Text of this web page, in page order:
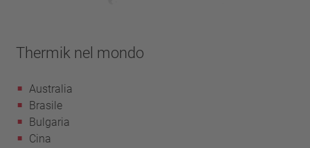
Thermik nel mondo
Australia
Brasile
Bulgaria
Cina